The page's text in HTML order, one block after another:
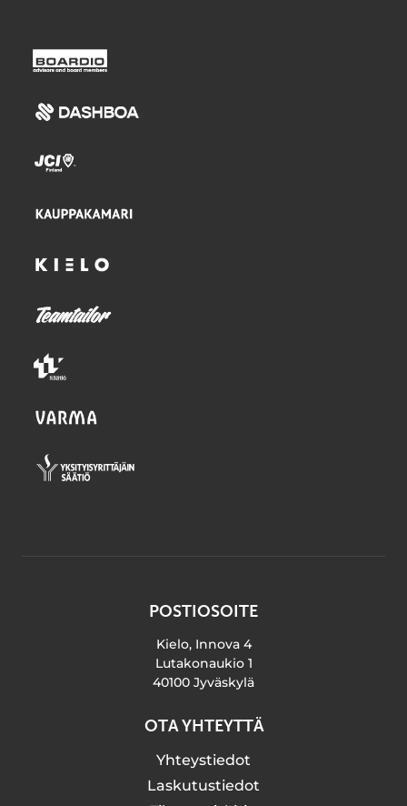
POSTIOSOITE
Kielo, Innova 4
Lutakonaukio 1
40100 Jyväskylä
OTA YHTEYTTÄ
Yhteystiedot
Laskutustiedot